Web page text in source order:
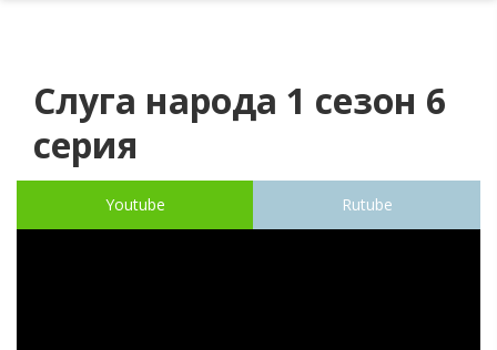
Слуга народа 1 сезон 6
серия
Youtube Rutube